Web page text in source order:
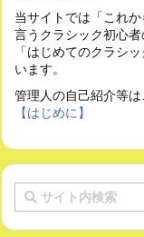
当サイトでは「これ
言うクラシック初心者
「はじめてのクラシ
います。
管理人の自己紹介等
【はじめに】